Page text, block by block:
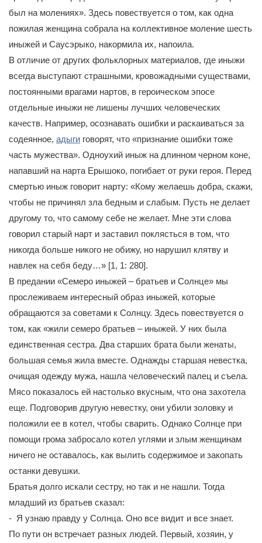
был на молениях». Здесь повествуется о том, как одна
пожилая женщина собрала на коллективное моление шесть
иныжей и Саусэрыко, накормила их, напоила.
В отличие от других фольклорных материалов, где иныжи
всегда выступают страшными, кровожадными существами,
постоянными врагами нартов, в героическом эпосе
отдельные иныжи не лишены лучших человеческих
качеств. Например, осознавать ошибки и раскаиваться за
содеянное, адыги говорят, что «признание ошибки тоже
часть мужества». Одноухий иныж на длинном черном коне,
напавший на нарта Ерышоко, погибает от руки героя. Перед
смертью иныж говорит нарту: «Кому желаешь добра, скажи,
чтобы не причинял зла бедным и слабым. Пусть не делает
другому то, что самому себе не желает. Мне эти слова
говорил старый нарт и заставил поклясться в том, что
никогда больше никого не обижу, но нарушил клятву и
навлек на себя беду…» [1, 1: 280].
В предании «Семеро иныжей – братьев и Солнце» мы
прослеживаем интересный образ иныжей, которые
обращаются за советами к Солнцу. Здесь повествуется о
том, как «жили семеро братьев – иныжей. У них была
единственная сестра. Два старших брата были женаты,
большая семья жила вместе. Однажды старшая невестка,
очищая одежду мужа, нашла человеческий палец и съела.
Мясо показалось ей настолько вкусным, что она захотела
еще. Подговорив другую невестку, они убили золовку и
положили ее в котел, чтобы сварить. Однако Солнце при
помощи грома забросало котел углями и злым женщинам
ничего не оставалось, как вылить содержимое и закопать
останки девушки.
Братья долго искали сестру, но так и не нашли. Тогда
младший из братьев сказал:
- Я узнаю правду у Солнца. Оно все видит и все знает.
По пути он встречает разных людей. Первый, хозяин, у